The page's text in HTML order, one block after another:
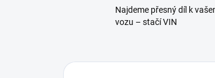
Najdeme přesný díl k
vozu – stačí VIN